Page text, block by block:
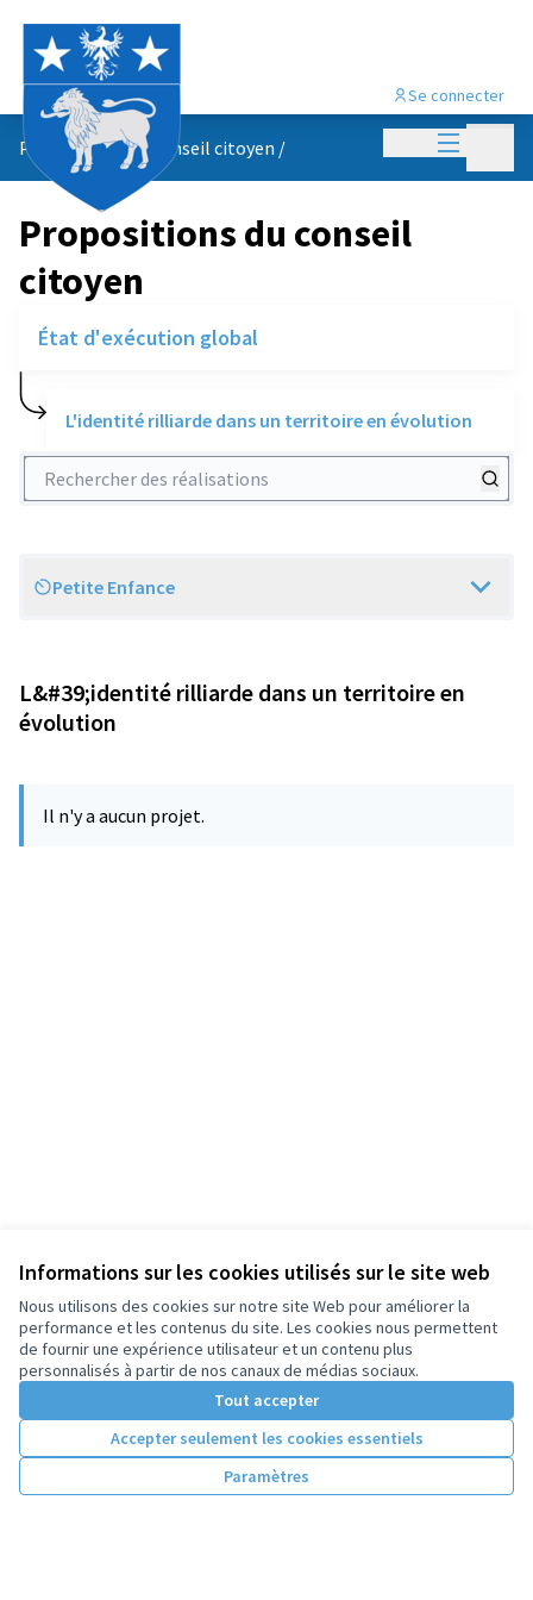
Informations sur les cookies utilisés sur le site web
Nous utilisons des cookies sur notre site Web pour améliorer la
performance et les contenus du site. Les cookies nous permettent
de fournir une expérience utilisateur et un contenu plus
personnalisés à partir de nos canaux de médias sociaux.
Tout accepter
Accepter seulement les cookies essentiels
Paramètres
Menu
Se connecter
Propositions du conseil citoyen /
Propositions du conseil
citoyen
État d'exécution global
L'identité rilliarde dans un territoire en évolution
Rechercher des réalisations
Scope
Petite Enfance
L&#39;identité rilliarde dans un territoire en
évolution
Il n'y a aucun projet.